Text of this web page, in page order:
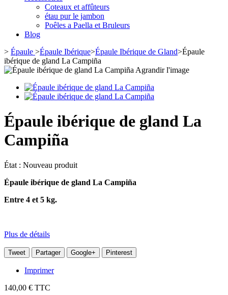
Coteaux et affûteurs
étau pur le jambon
Poêles a Paella et Bruleurs
Blog
> Épaule >Épaule Ibérique>Épaule Ibérique de Gland>Épaule
ibérique de gland La Campiña
Agrandir l'image
Épaule ibérique de gland La
Campiña
État : Nouveau produit
Épaule ibérique de gland La Campiña
Entre 4 et 5 kg.
Plus de détails
Tweet Partager Google+ Pinterest
Imprimer
140,00 € TTC